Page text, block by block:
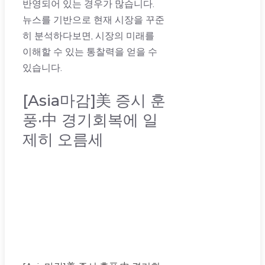
반영되어 있는 경우가 많습니다.
뉴스를 기반으로 현재 시장을 꾸준
히 분석하다보면, 시장의 미래를
이해할 수 있는 통찰력을 얻을 수
있습니다.
[Asia마감]美 증시 훈
풍·中 경기회복에 일
제히 오름세